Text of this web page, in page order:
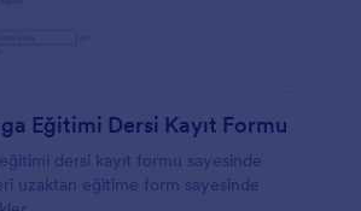
Eğitimi Dersi Kayıt Formu
dersi kayıt formu sayesinde
uzaktan eğitime form sayesinde